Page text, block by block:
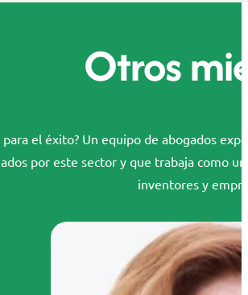
Otros
para el éxito? Un equipo de abogados
por este sector y que trabaja como
inventores y